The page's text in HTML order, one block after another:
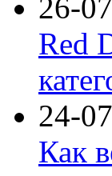
26-
Red
24-
Как